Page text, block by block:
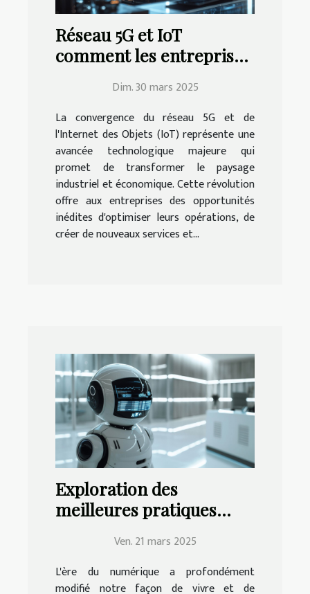
Réseau 5G et IoT
comment les entreprises
cette révolution
Dim. 30 mars 2025
La convergence du réseau 5G et de
l'Internet des Objets (IoT) représente une
avancée technologique majeure qui
promet de transformer le paysage
industriel et économique. Cette révolution
offre aux entreprises des opportunités
inédites d'optimiser leurs opérations, de
créer de nouveaux services et...
Exploration des
meilleures pratiques
d'un assistant virtuel
efficace
Ven. 21 mars 2025
L'ère du numérique a profondément
modifié notre façon de vivre et de